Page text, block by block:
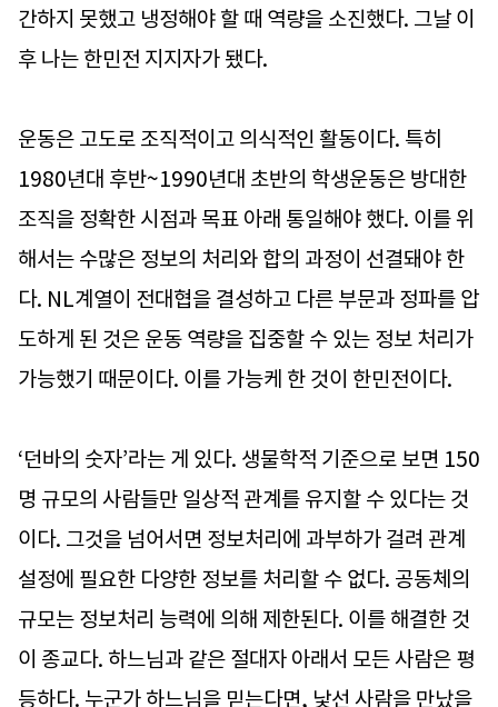
간하지 못했고 냉정해야 할 때 역량을 소진했다. 그날 이
후 나는 한민전 지지자가 됐다.
운동은 고도로 조직적이고 의식적인 활동이다. 특히
1980년대 후반~1990년대 초반의 학생운동은 방대한
조직을 정확한 시점과 목표 아래 통일해야 했다. 이를 위
해서는 수많은 정보의 처리와 합의 과정이 선결돼야 한
다. NL계열이 전대협을 결성하고 다른 부문과 정파를 압
도하게 된 것은 운동 역량을 집중할 수 있는 정보 처리가
가능했기 때문이다. 이를 가능케 한 것이 한민전이다.
‘던바의 숫자’라는 게 있다. 생물학적 기준으로 보면 150
명 규모의 사람들만 일상적 관계를 유지할 수 있다는 것
이다. 그것을 넘어서면 정보처리에 과부하가 걸려 관계
설정에 필요한 다양한 정보를 처리할 수 없다. 공동체의
규모는 정보처리 능력에 의해 제한된다. 이를 해결한 것
이 종교다. 하느님과 같은 절대자 아래서 모든 사람은 평
등하다. 누군가 하느님을 믿는다면, 낯선 사람을 만났을